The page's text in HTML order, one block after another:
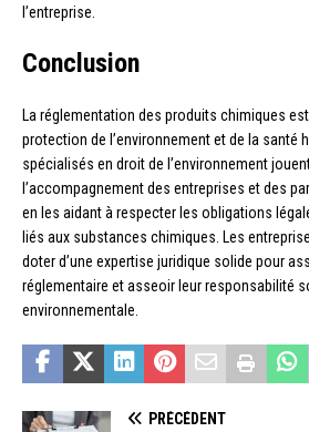
l’entreprise.
Conclusion
La réglementation des produits chimiques
protection de l’environnement et de la santé
spécialisés en droit de l’environnement
l’accompagnement des entreprises et des
en les aidant à respecter les obligations
liés aux substances chimiques. Les
doter d’une expertise juridique solide pour
réglementaire et asseoir leur responsabilité
environnementale.
PRÉCÉDENT